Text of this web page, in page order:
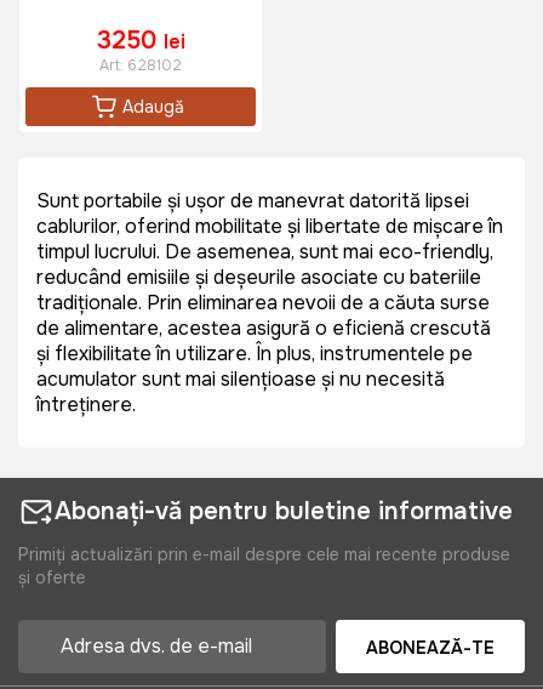
3250 lei
Art: 628102
Adaugă
Sunt portabile și ușor de manevrat datorită lipsei
cablurilor, oferind mobilitate și libertate de mișcare în
timpul lucrului. De asemenea, sunt mai eco-friendly,
reducând emisiile și deșeurile asociate cu bateriile
tradiționale. Prin eliminarea nevoii de a căuta surse
de alimentare, acestea asigură o eficiență crescută
și flexibilitate în utilizare. În plus, instrumentele pe
acumulator sunt mai silențioase și nu necesită
întreținere.
Abonați-vă pentru buletine informative
Primiți actualizări prin e-mail despre cele mai recente produse
și oferte
ABONEAZĂ-TE